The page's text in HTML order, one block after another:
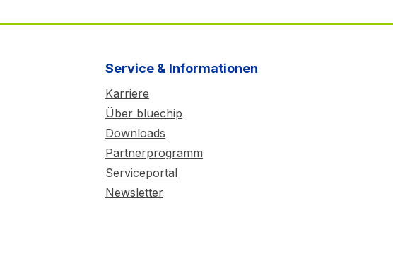
Service & Informationen
Karriere
Über bluechip
Downloads
Partnerprogramm
Serviceportal
Newsletter